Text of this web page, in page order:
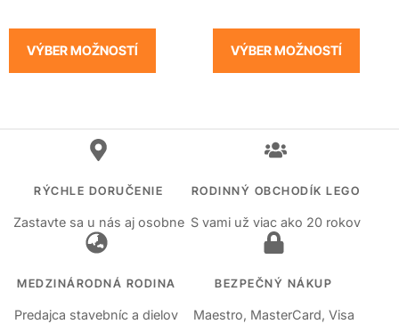
VÝBER MOŽNOSTÍ VÝBER MOŽNOSTÍ
RÝCHLE DORUČENIE
Zastavte sa u nás aj osobne
RODINNÝ OBCHODÍK LEGO
S vami už viac ako 20 rokov
MEDZINÁRODNÁ RODINA
Predajca stavebníc a dielov
BEZPEČNÝ NÁKUP
Maestro, MasterCard, Visa